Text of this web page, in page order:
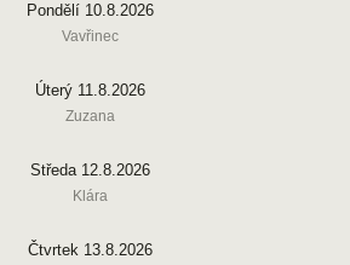
Pondělí 10.8.2026
Vavřinec
Úterý 11.8.2026
Zuzana
Středa 12.8.2026
Klára
Čtvrtek 13.8.2026